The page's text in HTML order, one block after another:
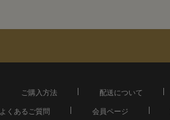
ご購入方法 配送について
よくあるご質問
会員ページ